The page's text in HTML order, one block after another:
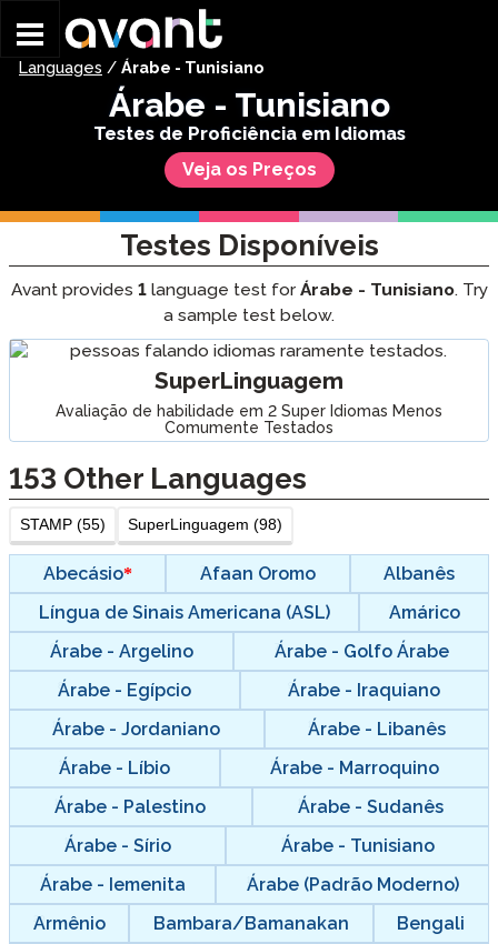
Languages / Árabe - Tunisiano
Árabe - Tunisiano
Testes de Proficiência em Idiomas
Veja os Preços
Testes Disponíveis
Avant provides 1language test for Árabe - Tunisiano. Try
a sample test below.
SuperLinguagem
Avaliação de habilidade em 2 Super Idiomas Menos
Comumente Testados
153 Other Languages
STAMP (55) SuperLinguagem (98)
Abecásio Afaan Oromo
Albanês
Língua de Sinais Americana (ASL)
Amárico
Árabe - Argelino
Árabe - Golfo Árabe
Árabe - Egípcio
Árabe - Iraquiano
Árabe - Jordaniano
Árabe - Libanês
Árabe - Líbio
Árabe - Marroquino
Árabe - Palestino
Árabe - Sudanês
Árabe - Sírio
Árabe - Tunisiano
Árabe - Iemenita
Árabe (Padrão Moderno)
Armênio
Bambara/Bamanakan
Bengali